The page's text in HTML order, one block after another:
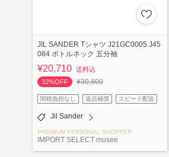
JIL SANDER Tシャツ J21GC0005 J45
084 ボトルネック 五分袖
¥20,710 送料込
32%OFF
¥30,800
関税負担なし 返品補償 スピード配送
Jil Sander
PREMIUM PERSONAL SHOPPER
IMPORT SELECT musee